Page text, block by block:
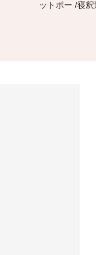
ットポー /寝